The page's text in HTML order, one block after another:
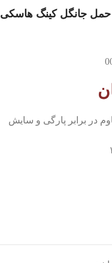
حمل جانگل کینگ هاسکی
در برابر پارگی و سایش